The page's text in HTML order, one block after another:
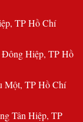
TP Hồ Chí
Hiệp, TP Hồ
Một, TP Hồ Chí
Tân Hiệp, TP